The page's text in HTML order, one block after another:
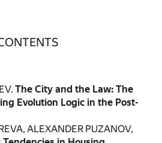
The City and the Law: The
Evolution Logic in the Post-
ALEXANDER PUZANOV,